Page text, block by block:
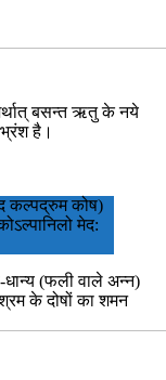
बसन्त ऋतु के नये
है।
कल्पद्रुम कोष)
मेद:
(फली वाले अन्न)
के दोषों का शमन